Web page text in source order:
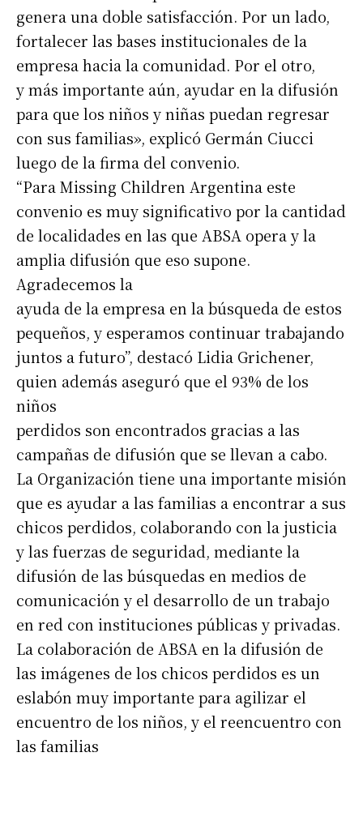
genera una doble satisfacción. Por un lado,
fortalecer las bases institucionales de la
empresa hacia la comunidad. Por el otro,
y más importante aún, ayudar en la difusión
para que los niños y niñas puedan regresar
con sus familias», explicó Germán Ciucci
luego de la firma del convenio.
“Para Missing Children Argentina este
convenio es muy significativo por la cantidad
de localidades en las que ABSA opera y la
amplia difusión que eso supone.
Agradecemos la
ayuda de la empresa en la búsqueda de estos
pequeños, y esperamos continuar trabajando
juntos a futuro”, destacó Lidia Grichener,
quien además aseguró que el 93% de los
niños
perdidos son encontrados gracias a las
campañas de difusión que se llevan a cabo.
La Organización tiene una importante misión
que es ayudar a las familias a encontrar a sus
chicos perdidos, colaborando con la justicia
y las fuerzas de seguridad, mediante la
difusión de las búsquedas en medios de
comunicación y el desarrollo de un trabajo
en red con instituciones públicas y privadas.
La colaboración de ABSA en la difusión de
las imágenes de los chicos perdidos es un
eslabón muy importante para agilizar el
encuentro de los niños, y el reencuentro con
las familias